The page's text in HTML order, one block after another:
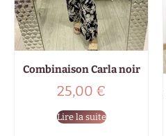
Combinaison Carla noir
25,00 €
Lire la suite